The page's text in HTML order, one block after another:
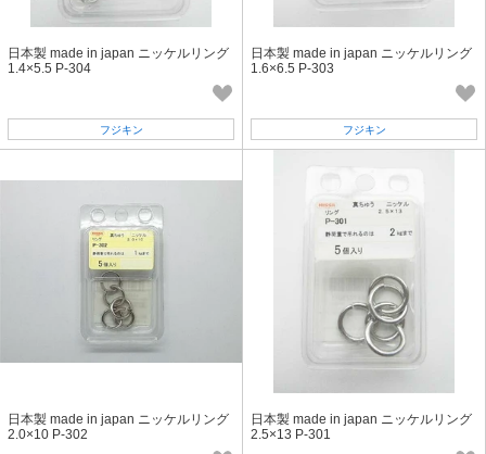
日本製 made in japan ニッケルリング
1.4×5.5 P-304
フジキン
日本製 made in japan ニッケルリング
1.6×6.5 P-303
フジキン
日本製 made in japan ニッケルリング
2.0×10 P-302
日本製 made in japan ニッケルリング
2.5×13 P-301